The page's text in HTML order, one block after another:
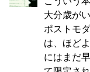
大分歳が
ポストモ
は、ほど
にはまだ